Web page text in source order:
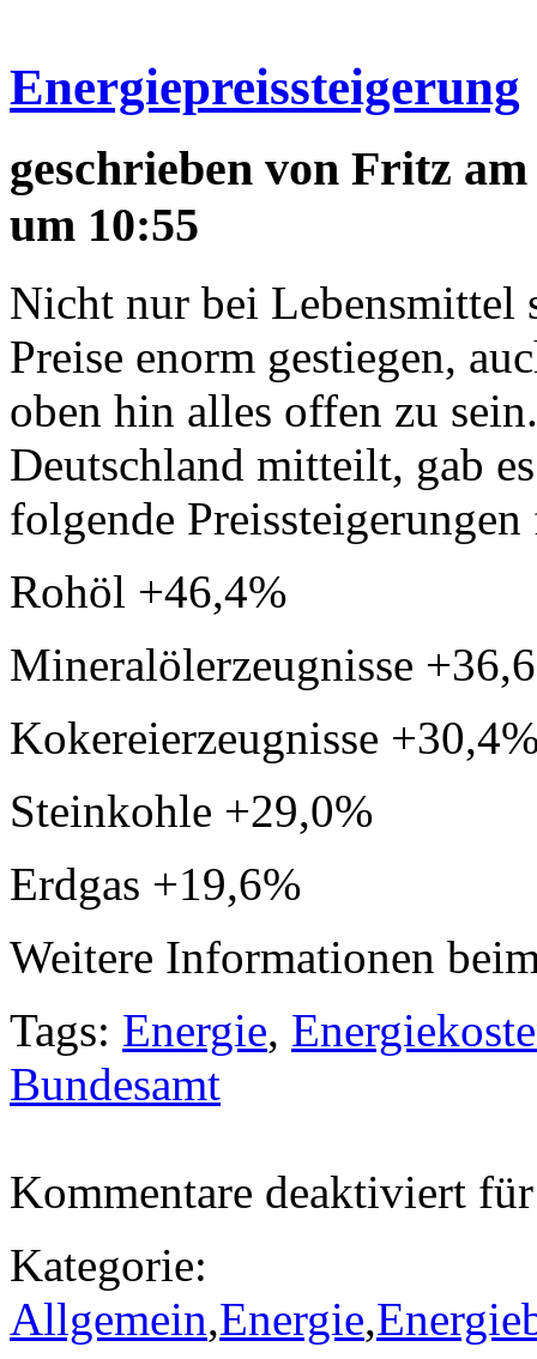
Energiepreissteigerung
geschrieben von Fritz
um 10:55
Nicht nur bei Lebensmittel
Preise enorm gestiegen,
oben hin alles offen zu
Deutschland mitteilt, gab
folgende
Rohöl +46,4%
Mineralölerzeugnisse
Kokereierzeugnisse
Steinkohle +29,0%
Erdgas +19,6%
Weitere Informationen
Tags: Energie,
Bundesamt
Kommentare deaktiviert
Kategorie:
Allgemein,Energie,